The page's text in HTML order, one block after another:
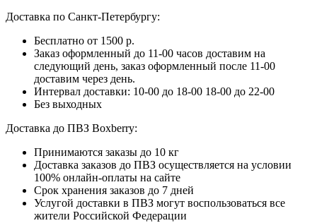
Доставка по Санкт-Петербургу:
Бесплатно от 1500 р.
Заказ оформленный до 11-00 часов доставим на
следующий день, заказ оформленный после 11-00
доставим через день.
Интервал доставки: 10-00 до 18-00 18-00 до 22-00
Без выходных
Доставка до ПВЗ Boxberry:
Принимаются заказы до 10 кг
Доставка заказов до ПВЗ осуществляется на условии
100% онлайн-оплаты на сайте
Срок хранения заказов до 7 дней
Услугой доставки в ПВЗ могут воспользоваться все
жители Российской Федерации